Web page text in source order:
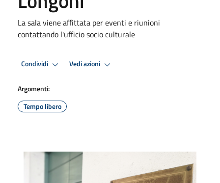
La sala viene affittata per eventi e riunioni
contattando l'ufficio socio culturale
Condividi Vedi azioni
Argomenti:
Tempo libero